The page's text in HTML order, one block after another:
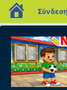
περιεχόμενο
blogs.sch.gr
Σύνδεση